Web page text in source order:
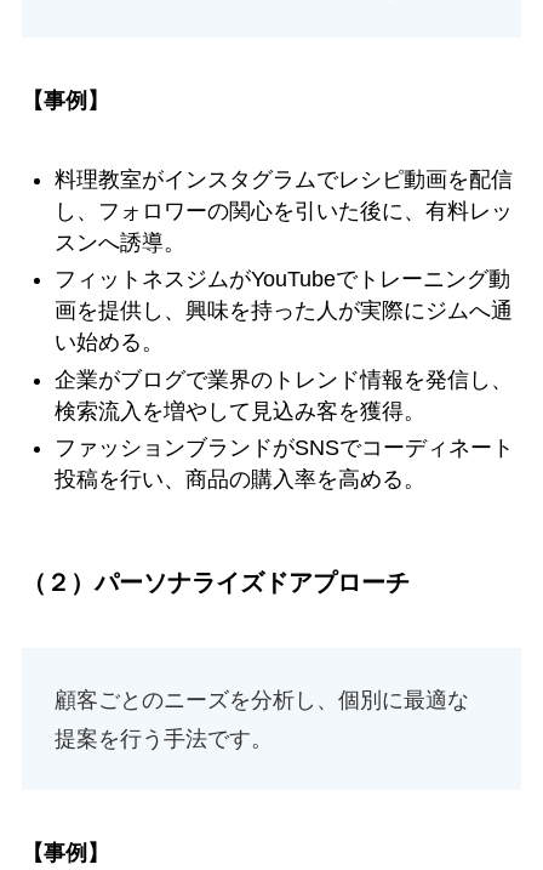
【事例】
料理教室がインスタグラムでレシピ動画を配信
し、フォロワーの関心を引いた後に、有料レッ
スンへ誘導。
フィットネスジムがYouTubeでトレーニング動
画を提供し、興味を持った人が実際にジムへ通
い始める。
企業がブログで業界のトレンド情報を発信し、
検索流入を増やして見込み客を獲得。
ファッションブランドがSNSでコーディネート
投稿を行い、商品の購入率を高める。
（２）パーソナライズドアプローチ
顧客ごとのニーズを分析し、個別に最適な
提案を行う手法です。
【事例】